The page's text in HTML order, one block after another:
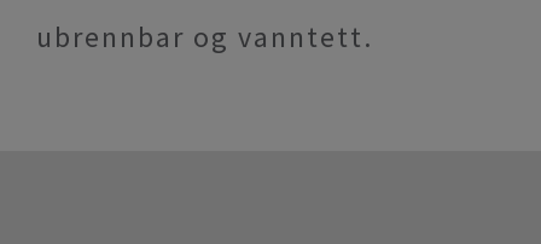
ubrennbar og vanntett.